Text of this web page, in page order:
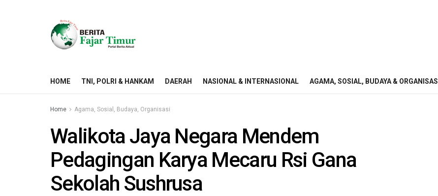
HOME TNI, POLRI & HANKAM DAERAH NASIONAL & INTERNASIONAL AGAMA, SOSIAL, BUDAYA & ORGANISASI
Home Agama, Sosial, Budaya, Organisasi
Walikota Jaya Negara Mendem
Pedagingan Karya Mecaru Rsi Gana
Sekolah Sushrusa